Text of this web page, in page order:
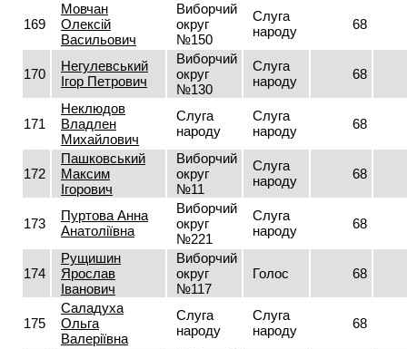
169
Мовчан
Олексій
Васильович
Виборчий
округ
№150
Слуга
народу
68
170
Негулевський
Ігор Петрович
Виборчий
округ
№130
Слуга
народу
68
171
Неклюдов
Владлен
Михайлович
Слуга
народу
Слуга
народу
68
172
Пашковський
Максим
Ігорович
Виборчий
округ
№11
Слуга
народу
68
173
Пуртова Анна
Анатоліївна
Виборчий
округ
№221
Слуга
народу
68
174
Рущишин
Ярослав
Іванович
Виборчий
округ
№117
Голос 68
175
Саладуха
Ольга
Валеріївна
Слуга
народу
Слуга
народу
68